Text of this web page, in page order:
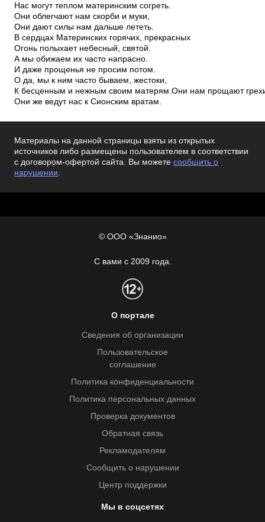
Нас могут теплом материнским согреть.
Они облегчают нам скорби и муки,
Они дают силы нам дальше лететь.
В сердцах Материнских горячих, прекрасных
Огонь полыхает небесный, святой.
А мы обижаем их часто напрасно.
И даже прощенья не просим потом.
О да, мы к ним часто бываем, жестоки,
К бесценным и нежным своим матерям.Они нам прощают
Они же ведут нас к Сионским вратам.
Материалы на данной страницы взяты из открытых
источников либо размещены пользователем в соответствии
с договором-офертой сайта. Вы можете сообщить о
нарушении.
© ООО «Знанио»
С вами с 2009 года.
О портале
Сведения об организации
Пользовательское
соглашение
Политика конфиденциальности
Политика персональных данных
Проверка документов
Обратная связь
Рекламодателям
Сообщить о нарушении
Центр поддержки
Мы в соцсетях